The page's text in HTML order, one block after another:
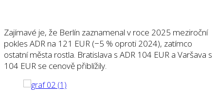
Zajímavé je, že Berlín zaznamenal v roce 2025 meziroční
pokles ADR na 121 EUR (−5 % oproti 2024), zatímco
ostatní města rostla. Bratislava s ADR 104 EUR a Varšava s
104 EUR se cenově přiblížily.